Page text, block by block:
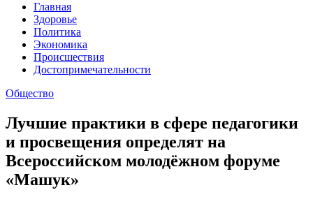
Главная
Здоровье
Политика
Экономика
Происшествия
Достопримечательности
Общество
Лучшие практики в сфере педагогики
и просвещения определят на
Всероссийском молодёжном форуме
«Машук»